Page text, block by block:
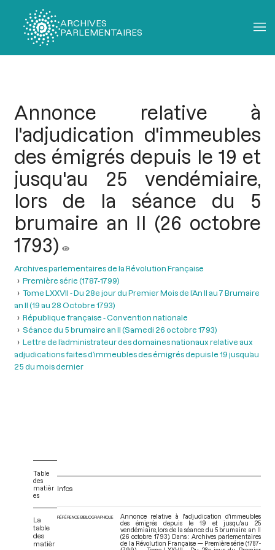
ARCHIVES
PARLEMENTAIRES
Annonce relative à
l'adjudication d'immeubles
des émigrés depuis le 19 et
jusqu'au 25 vendémiaire,
lors de la séance du 5
brumaire an II (26 octobre
1793)
Archives parlementaires de la Révolution Française
Première série (1787-1799)
Tome LXXVII - Du 28e jour du Premier Mois de l’An II au 7 Brumaire
an II (19 au 28 Octobre 1793)
République française - Convention nationale
Séance du 5 brumaire an II (Samedi 26 octobre 1793)
Lettre de l’administrateur des domaines nationaux relative aux
adjudications faites d’immeubles des émigrés depuis le 19 jusqu’au
25 du mois dernier
Table
des
matièr
es
La
table
des
matièr
Infos
RÉFÉRENCE BIBLIOGRAPHIQUE
Annonce relative à l'adjudication d'immeubles
des émigrés depuis le 19 et jusqu'au 25
vendémiaire, lors de la séance du 5 brumaire an II
(26 octobre 1793). Dans : Archives parlementaires
de la Révolution Française — Première série (1787-